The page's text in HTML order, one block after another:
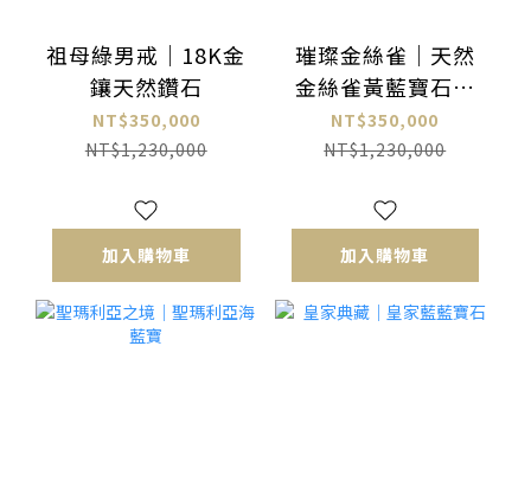
祖母綠男戒｜18K金
鑲天然鑽石
NT$350,000
NT$1,230,000
加入購物車
璀璨金絲雀｜天然
金絲雀黃藍寶石裸
石 4.05 ct｜Guild
國際證書
NT$350,000
NT$1,230,000
加入購物車